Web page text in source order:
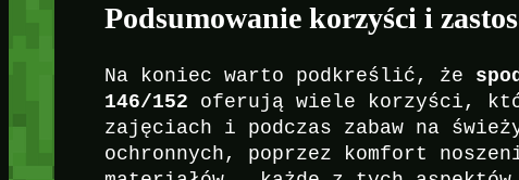
Podsumowanie korzyści i
Na koniec warto podkreślić, że
146/152 oferują wiele korzyści,
zajęciach i podczas zabaw na
ochronnych, poprzez komfort